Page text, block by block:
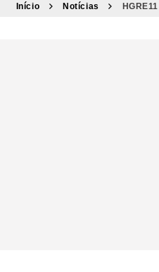
Início Notícias